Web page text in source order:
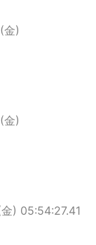
金)
金)
) 05:54:27.41